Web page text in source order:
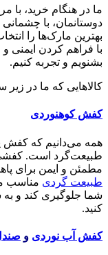
ما در هنگام خرید، با
دوستانمان، با چشمانی
بهترین مارک‌ها را
با فراهم کردن ایمنی و
بشنویم و تجربه کنیم.
کالاهایی که ما در
کفش کوهنوردی
همه می‌دانیم که کفش
طبیعت‌گرد است.
مطمئن و ایمن برای
طبیعت گردی مناسب
شما جلوگیری کند و
کنید.
کفش آب نوردی و